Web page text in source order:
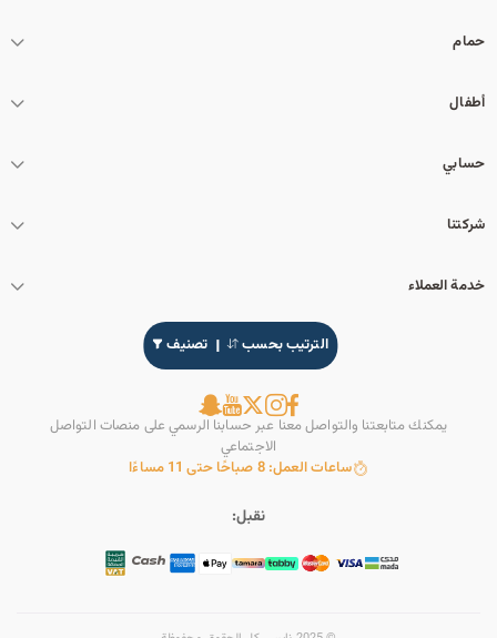
الترتيب بحسب تصنيف
حمام
أطفال
حسابي
شركتنا
خدمة العملاء
يمكنك متابعتنا والتواصل معنا عبر حسابنا الرسمي على منصات التواصل
الاجتماعي
ساعات العمل: 8 صباحًا حتى 11 مساءًا
نقبل: